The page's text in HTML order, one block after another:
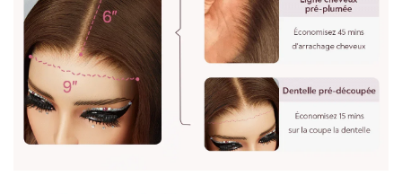
5.Puis-je avoir un prix de gros si j'en achète plus ?
Oui, vous pouvez avoir un prix de gros si vous nous contactez
pour une commande groupée.
3.WIG MESURE